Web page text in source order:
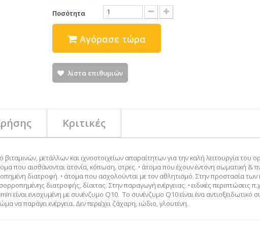
Ποσότητα
Αγόρασε τώρα
λίστα επιθυμιών
Κριτικές
βιταμινών, μετάλλων και ιχνοστοιχείων απαραίτητων για την καλή λειτουργία
που αισθάνονται ατονία, κόπωση, στρες. • άτομα που έχουν έντονη σωματική
διατροφή. • άτομα που ασχολούνται με τον αθλητισμό. Στην προστασία
διατροφής, δίαιτας. Στην παραγωγή ενέργειας. • ειδικές περιπτώσεις
ενισχυμένη με συνένζυμο Q10. Το συνένζυμο Q10 είναι ένα αντιοξειδωτικό
να παράγει ενέργεια. Δεν περιέχει ζάχαρη, ιώδιο, γλουτένη.